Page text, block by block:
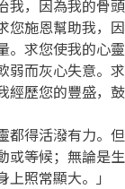
，因為我的骨頭
您施恩幫助我，
。求您使我的心
弱而灰心失意。
經歷您的豐盛，
都得活潑有力。
或等候；無論是
照常顯大。」